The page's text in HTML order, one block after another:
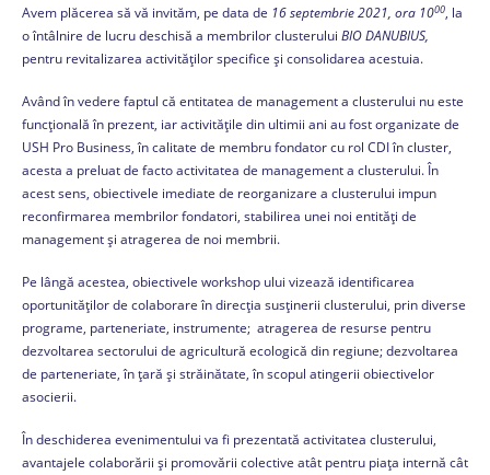
Avem plăcerea să vă invităm, pe data de 16 septembrie 2021, ora 1000, la
o întâlnire de lucru deschisă a membrilor clusterului BIO DANUBIUS,
pentru revitalizarea activităților specifice și consolidarea acestuia.
Având în vedere faptul că entitatea de management a clusterului nu este
funcțională în prezent, iar activitățile din ultimii ani au fost organizate de
USH Pro Business, în calitate de membru fondator cu rol CDI în cluster,
acesta a preluat de facto activitatea de management a clusterului. În
acest sens, obiectivele imediate de reorganizare a clusterului impun
reconfirmarea membrilor fondatori, stabilirea unei noi entități de
management și atragerea de noi membrii.
Pe lângă acestea, obiectivele workshop ului vizează identificarea
oportunităților de colaborare în direcția susținerii clusterului, prin diverse
programe, parteneriate, instrumente; atragerea de resurse pentru
dezvoltarea sectorului de agricultură ecologică din regiune; dezvoltarea
de parteneriate, în țară și străinătate, în scopul atingerii obiectivelor
asocierii.
În deschiderea evenimentului va fi prezentată activitatea clusterului,
avantajele colaborării și promovării colective atât pentru piaţa internă cât